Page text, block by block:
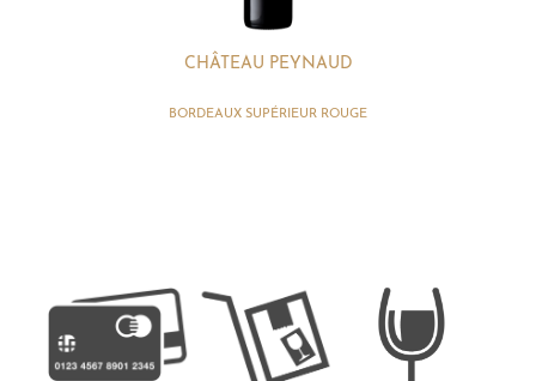
CHÂTEAU PEYNAUD
BORDEAUX SUPÉRIEUR ROUGE